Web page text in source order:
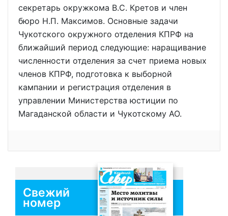
секретарь окружкома В.С. Кретов и член
бюро Н.П. Максимов. Основные задачи
Чукотского окружного отделения КПРФ на
ближайший период следующие: наращивание
численности отделения за счет приема новых
членов КПРФ, подготовка к выборной
кампании и регистрация отделения в
управлении Министерства юстиции по
Магаданской области и Чукотскому АО.
Свежий
номер